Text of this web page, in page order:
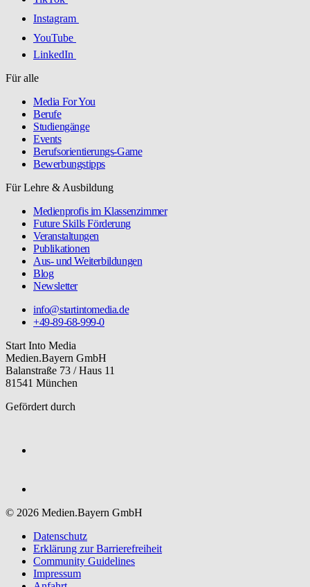
Instagram
YouTube
LinkedIn
Für alle
Media For You
Berufe
Studiengänge
Events
Berufsorientierungs-Game
Bewerbungstipps
Für Lehre & Ausbildung
Medienprofis im Klassenzimmer
Future Skills Förderung
Veranstaltungen
Publikationen
Aus- und Weiterbildungen
Blog
Newsletter
info@startintomedia.de
+49-89-68-999-0
Start Into Media
Medien.Bayern GmbH
Balanstraße 73 / Haus 11
81541 München
Gefördert durch
© 2026 Medien.Bayern GmbH
Datenschutz
Erklärung zur Barriere­freiheit
Community Guidelines
Impressum